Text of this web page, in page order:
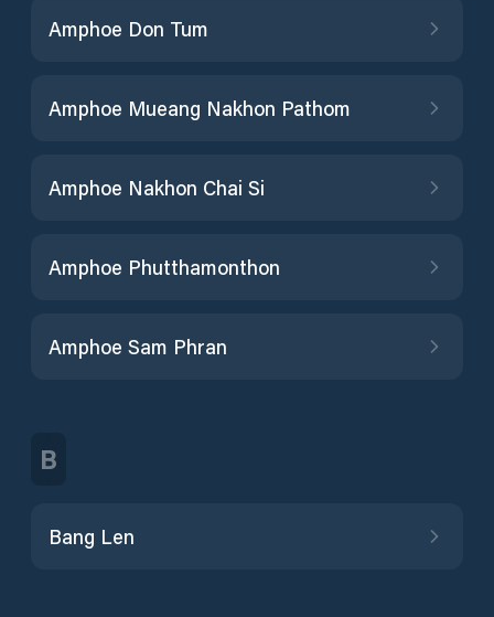
Amphoe Don Tum
Amphoe Mueang Nakhon Pathom
Amphoe Nakhon Chai Si
Amphoe Phutthamonthon
Amphoe Sam Phran
B
Bang Len